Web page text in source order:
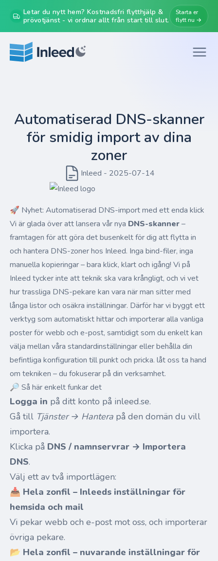
Letar du nytt hem? Kostnadsfri flytthjälp &
prövotjänst - vi ordnar allt från start till slut.
Starta er
flytt nu →
Automatiserad DNS-skanner
för smidig import av dina
zoner
Inleed - 2025-07-14
🚀 Nyhet: Automatiserad DNS-import med ett enda klick
Vi är glada över att lansera vår nya DNS-skanner–
framtagen för att göra det busenkelt för dig att flytta in
och hantera DNS-zoner hos Inleed. Inga bind-filer, inga
manuella kopieringar – bara klick, klart och igång! Vi på
Inleed tycker inte att teknik ska vara krångligt, och vi vet
hur trassliga DNS-pekare kan vara när man sitter med
långa listor och osäkra inställningar. Därför har vi byggt ett
verktyg som automatiskt hittar och importerar alla vanliga
poster för webb och e-post, samtidigt som du enkelt kan
välja mellan våra standardinställningar eller behålla din
befintliga konfiguration till punkt och pricka. låt oss ta hand
om tekniken – du fokuserar på din verksamhet.
🔎 Så här enkelt funkar det
Logga in på ditt konto på inleed.se.
Gå till Tjänster → Hantera på den domän du vill
importera.
Klicka på DNS / namnservrar → Importera
DNS.
Välj ett av två importlägen:
📥 Hela zonfil – Inleeds inställningar för
hemsida och mail
Vi pekar webb och e-post mot oss, och importerar
övriga pekare.
📂 Hela zonfil – nuvarande inställningar för